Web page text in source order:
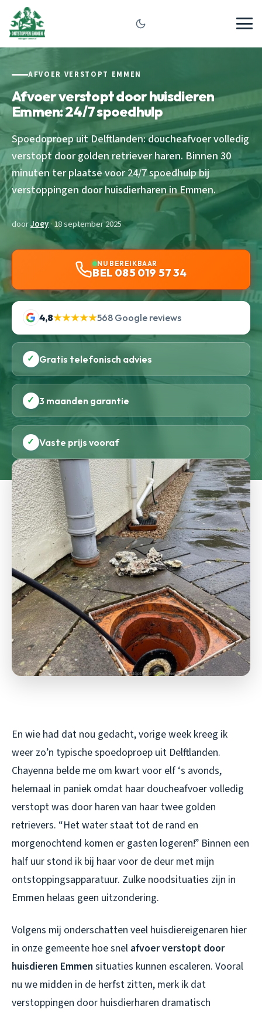
AFVOER VERSTOPT EMMEN
Afvoer verstopt door huisdieren
Emmen: 24/7 spoedhulp
Spoedoproep uit Delftlanden: doucheafvoer volledig
verstopt door golden retriever haren. Binnen 30
minuten ter plaatse voor 24/7 spoedhulp bij
verstoppingen door huisdierharen in Emmen.
doorJoey· 18 september 2025
NU BEREIKBAAR
BEL 085 019 57 34
4,8★★★★★568 Google reviews
✓ Gratis telefonisch advies
✓ 3 maanden garantie
✓ Vaste prijs vooraf
En wie had dat nou gedacht, vorige week kreeg ik
weer zo’n typische spoedoproep uit Delftlanden.
Chayenna belde me om kwart voor elf ‘s avonds,
helemaal in paniek omdat haar doucheafvoer volledig
verstopt was door haren van haar twee golden
retrievers. “Het water staat tot de rand en
morgenochtend komen er gasten logeren!” Binnen een
half uur stond ik bij haar voor de deur met mijn
ontstoppingsapparatuur. Zulke noodsituaties zijn in
Emmen helaas geen uitzondering.
Volgens mij onderschatten veel huisdiereigenaren hier
in onze gemeente hoe snel afvoer verstopt door
huisdieren Emmen situaties kunnen escaleren. Vooral
nu we midden in de herfst zitten, merk ik dat
verstoppingen door huisdierharen dramatisch